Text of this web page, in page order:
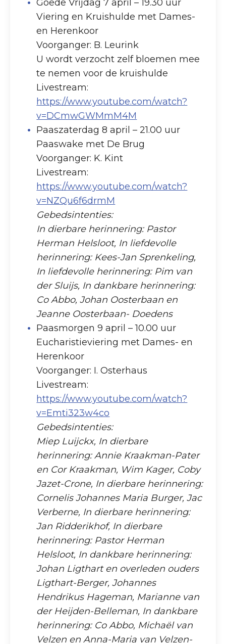
Goede Vrijdag 7 april – 19.30 uur
Viering en Kruishulde met Dames-
en Herenkoor
Voorganger: B. Leurink
U wordt verzocht zelf bloemen mee
te nemen voor de kruishulde
Livestream:
https://www.youtube.com/watch?
v=DCmwGWMmM4M
Paaszaterdag 8 april – 21.00 uur
Paaswake met De Brug
Voorganger: K. Kint
Livestream:
https://www.youtube.com/watch?
v=NZQu6f6drmM
Gebedsintenties:
In dierbare herinnering: Pastor
Herman Helsloot, In liefdevolle
herinnering: Kees-Jan Sprenkeling,
In liefdevolle herinnering: Pim van
der Sluijs, In dankbare herinnering:
Co Abbo, Johan Oosterbaan en
Jeanne Oosterbaan- Doedens
Paasmorgen 9 april – 10.00 uur
Eucharistieviering met Dames- en
Herenkoor
Voorganger: I. Osterhaus
Livestream:
https://www.youtube.com/watch?
v=Emti323w4co
Gebedsintenties:
Miep Luijckx, In dierbare
herinnering: Annie Kraakman-Pater
en Cor Kraakman, Wim Kager, Coby
Jazet-Crone, In dierbare herinnering:
Cornelis Johannes Maria Burger, Jac
Verberne, In dierbare herinnering:
Jan Ridderikhof, In dierbare
herinnering: Pastor Herman
Helsloot, In dankbare herinnering:
Johan Ligthart en overleden ouders
Ligthart-Berger, Johannes
Hendrikus Hageman, Marianne van
der Heijden-Belleman, In dankbare
herinnering: Co Abbo, Michaël van
Velzen en Anna-Maria van Velzen-